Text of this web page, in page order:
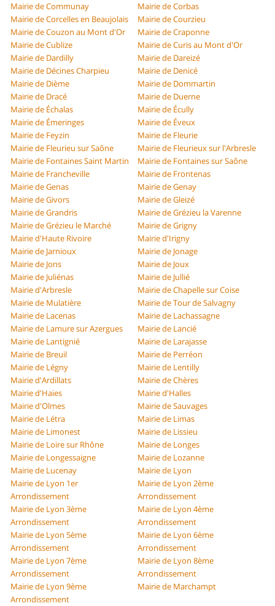
Mairie de Communay
Mairie de Corbas
Mairie de Corcelles en Beaujolais
Mairie de Courzieu
Mairie de Couzon au Mont d'Or
Mairie de Craponne
Mairie de Cublize
Mairie de Curis au Mont d'Or
Mairie de Dardilly
Mairie de Dareizé
Mairie de Décines Charpieu
Mairie de Denicé
Mairie de Dième
Mairie de Dommartin
Mairie de Dracé
Mairie de Duerne
Mairie de Échalas
Mairie de Écully
Mairie de Émeringes
Mairie de Éveux
Mairie de Feyzin
Mairie de Fleurie
Mairie de Fleurieu sur Saône
Mairie de Fleurieux sur l'Arbresle
Mairie de Fontaines Saint Martin
Mairie de Fontaines sur Saône
Mairie de Francheville
Mairie de Frontenas
Mairie de Genas
Mairie de Genay
Mairie de Givors
Mairie de Gleizé
Mairie de Grandris
Mairie de Grézieu la Varenne
Mairie de Grézieu le Marché
Mairie de Grigny
Mairie d'Haute Rivoire
Mairie d'Irigny
Mairie de Jarnioux
Mairie de Jonage
Mairie de Jons
Mairie de Joux
Mairie de Juliénas
Mairie de Jullié
Mairie d'Arbresle
Mairie de Chapelle sur Coise
Mairie de Mulatière
Mairie de Tour de Salvagny
Mairie de Lacenas
Mairie de Lachassagne
Mairie de Lamure sur Azergues
Mairie de Lancié
Mairie de Lantignié
Mairie de Larajasse
Mairie de Breuil
Mairie de Perréon
Mairie de Légny
Mairie de Lentilly
Mairie d'Ardillats
Mairie de Chères
Mairie d'Haies
Mairie d'Halles
Mairie d'Olmes
Mairie de Sauvages
Mairie de Létra
Mairie de Limas
Mairie de Limonest
Mairie de Lissieu
Mairie de Loire sur Rhône
Mairie de Longes
Mairie de Longessaigne
Mairie de Lozanne
Mairie de Lucenay
Mairie de Lyon
Mairie de Lyon 1er
Arrondissement
Mairie de Lyon 2ème
Arrondissement
Mairie de Lyon 3ème
Arrondissement
Mairie de Lyon 4ème
Arrondissement
Mairie de Lyon 5ème
Arrondissement
Mairie de Lyon 6ème
Arrondissement
Mairie de Lyon 7ème
Arrondissement
Mairie de Lyon 8ème
Arrondissement
Mairie de Lyon 9ème
Arrondissement
Mairie de Marchampt